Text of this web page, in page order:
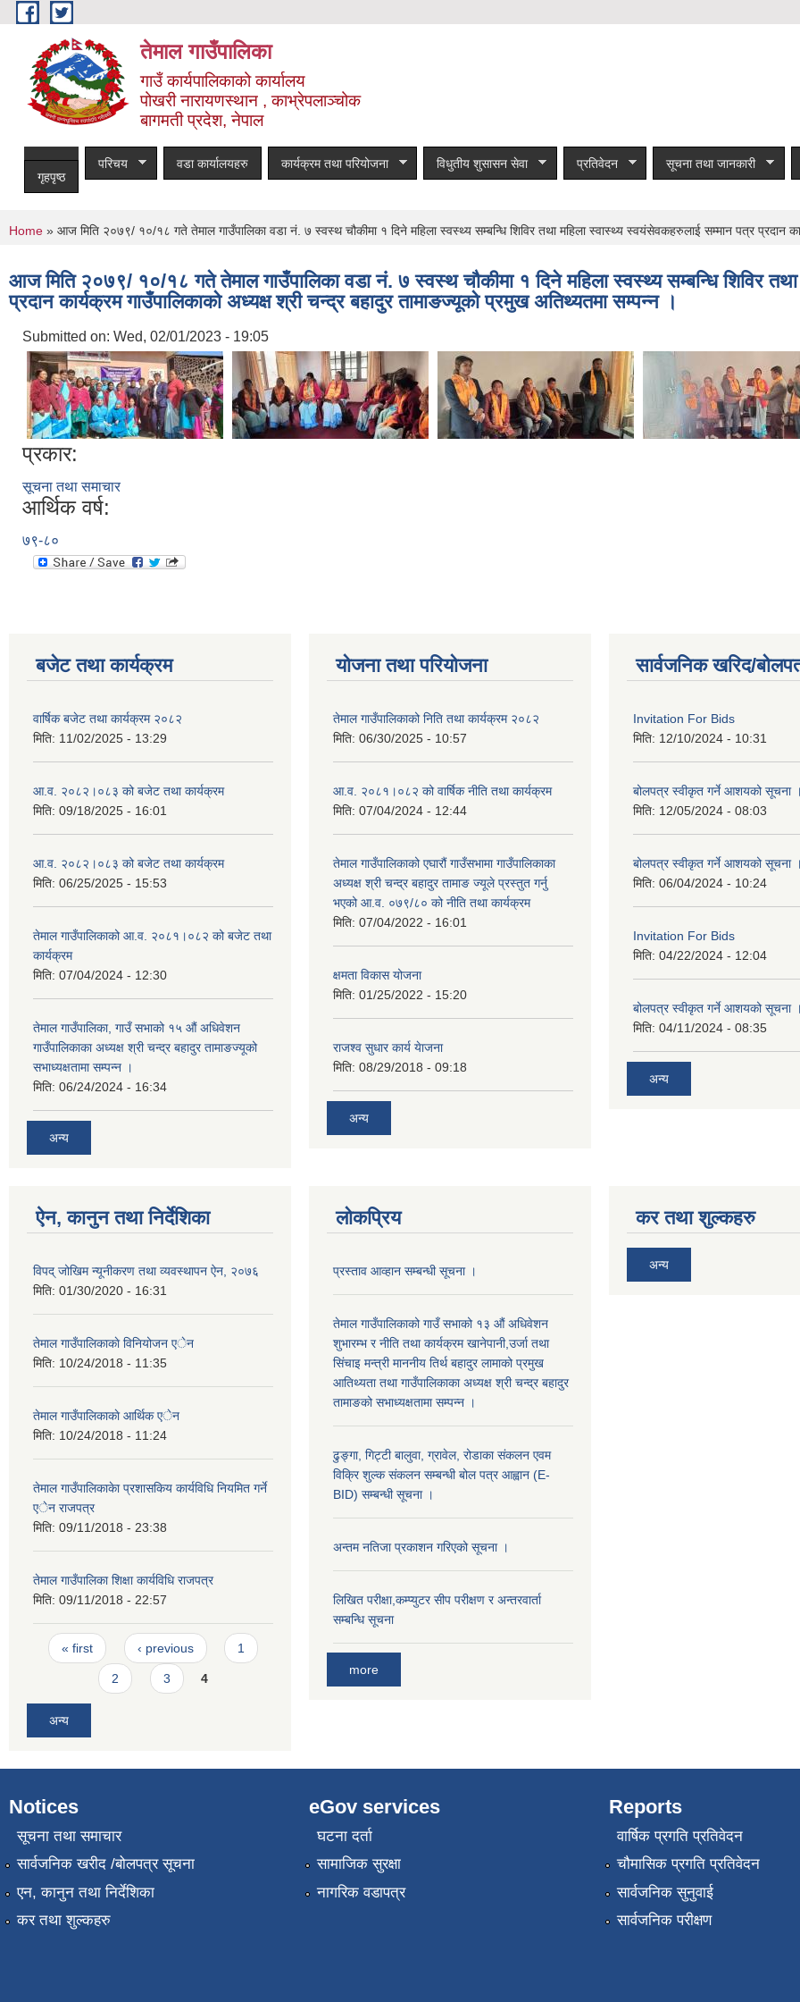
Skip to main content
तेमाल गाउँपालिका
गाउँ कार्यपालिकाको कार्यालय
पोखरी नारायणस्थान , काभ्रेपलाञ्चोक ‌‌‍‍‍‍‍‍
बागमती प्रदेश, नेपाल
गृहपृष्ठ
परिचय वडा कार्यालयहरु कार्यक्रम तथा परियोजना विधुतीय शुसासन सेवा प्रतिवेदन सूचना तथा जानकारी
You are here
Home » आज मिति २०७९/ १०/१८ गते तेमाल गाउँपालिका वडा नं. ७ स्वस्थ चौकीमा १ दिने महिला स्वस्थ्य सम्बन्धि शिविर तथा महिला स्वास्थ्य स्वयंसेवकहरुलाई सम्मान पत्र प्रदान
आज मिति २०७९/ १०/१८ गते तेमाल गाउँपालिका वडा नं. ७ स्वस्थ चौकीमा १ दिने महिला स्वस्थ्य सम्बन्धि शिविर
प्रदान कार्यक्रम गाउँपालिकाको अध्यक्ष श्री चन्द्र बहादुर तामाङज्यूको प्रमुख अतिथ्यतमा सम्पन्न ।
Submitted on: Wed, 02/01/2023 - 19:05
प्रकार:
सूचना तथा समाचार
आर्थिक वर्ष:
७९-८०
बजेट तथा कार्यक्रम
वार्षिक बजेट तथा कार्यक्रम २०८२
मिति: 11/02/2025 - 13:29
आ.व. २०८२।०८३ को बजेट तथा कार्यक्रम
मिति: 09/18/2025 - 16:01
आ.व. २०८२।०८३ को बजेट तथा कार्यक्रम
मिति: 06/25/2025 - 15:53
तेमाल गाउँपालिकाको आ.व. २०८१।०८२ को बजेट तथा
कार्यक्रम
मिति: 07/04/2024 - 12:30
तेमाल गाउँपालिका, गाउँ सभाको १५ औं अधिवेशन
गाउँपालिकाका अध्यक्ष श्री चन्द्र बहादुर तामाङज्यूको
सभाध्यक्षतामा सम्पन्न ।
मिति: 06/24/2024 - 16:34
अन्य
योजना तथा परियोजना
तेमाल गाउँपालिकाको निति तथा कार्यक्रम २०८२
मिति: 06/30/2025 - 10:57
आ.व. २०८१।०८२ को वार्षिक नीति तथा कार्यक्रम
मिति: 07/04/2024 - 12:44
तेमाल गाउँपालिकाको एघारौं गाउँसभामा गाउँपालिकाका
अध्यक्ष श्री चन्द्र बहादुर तामाङ ज्यूले प्रस्तुत गर्नु
भएको आ.व. ०७९/८० को नीति तथा कार्यक्रम
मिति: 07/04/2022 - 16:01
क्षमता विकास योजना
मिति: 01/25/2022 - 15:20
राजश्व सुधार कार्य येाजना
मिति: 08/29/2018 - 09:18
अन्य
सार्वजनिक खरिद/
Invitation For Bids
मिति: 12/10/2024 - 10:31
बोलपत्र स्वीकृत गर्ने आशयको सूचना
मिति: 12/05/2024 - 08:03
बोलपत्र स्वीकृत गर्ने आशयको सूचना
मिति: 06/04/2024 - 10:24
Invitation For Bids
मिति: 04/22/2024 - 12:04
बोलपत्र स्वीकृत गर्ने आशयको सूचना
मिति: 04/11/2024 - 08:35
अन्य
ऐन, कानुन तथा निर्देशिका
विपद् जोखिम न्यूनीकरण तथा व्यवस्थापन ऐन, २०७६
मिति: 01/30/2020 - 16:31
तेमाल गाउँपालिकाकाे विनियोजन एेन
मिति: 10/24/2018 - 11:35
तेमाल गाउँपालिकाकाे आर्थिक एेन
मिति: 10/24/2018 - 11:24
तेमाल गाउँपालिकाकेा प्रशासकिय कार्यविधि नियमित गर्ने
एेन राजपत्र
मिति: 09/11/2018 - 23:38
तेमाल गाउँपालिका शिक्षा कार्यविधि राजपत्र
मिति: 09/11/2018 - 22:57
Pages
« first ‹ previous 1
2 3 4
अन्य
लोकप्रिय
प्रस्ताव आव्हान सम्बन्धी सूचना ।
तेमाल गाउँपालिकाको गाउँ सभाको १३ औं अधिवेशन
शुभारम्भ र नीति तथा कार्यक्रम खानेपानी,उर्जा तथा
सिंचाइ मन्त्री माननीय तिर्थ बहादुर लामाको प्रमुख
आतिथ्यता तथा गाउँपालिकाका अध्यक्ष श्री चन्द्र बहादुर
तामाङको सभाध्यक्षतामा सम्पन्न ।
ढुङ्गा, गिट्टी बालुवा, ग्रावेल, रोडाका संकलन एवम
विक्रि शुल्क संकलन सम्बन्धी बोल पत्र आह्वान (E-
BID) सम्बन्धी सूचना ।
अन्तम नतिजा प्रकाशन गरिएको सूचना ।
लिखित परीक्षा,कम्प्युटर सीप परीक्षण र अन्तरवार्ता
सम्बन्धि सूचना
more
कर तथा शुल्कहरु
अन्य
Notices
सूचना तथा समाचार
सार्वजनिक खरीद /बोलपत्र सूचना
एन, कानुन तथा निर्देशिका
कर तथा शुल्कहरु
eGov services
घटना दर्ता
सामाजिक सुरक्षा
नागरिक वडापत्र
Reports
वार्षिक प्रगति प्रतिवेदन
चौमासिक प्रगति प्रतिवेदन
सार्वजनिक सुनुवाई
सार्वजनिक परीक्षण